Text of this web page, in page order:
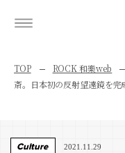
TOP ROCK 和樂web
斎。日本初の反射望遠鏡を完
Culture 2021.11.29